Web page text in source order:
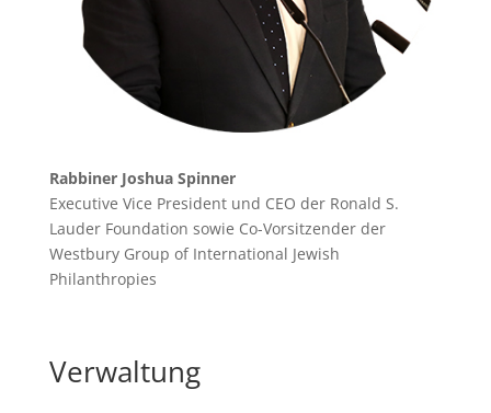
Rabbiner Joshua Spinner
Executive Vice President und CEO der Ronald S.
Lauder Foundation sowie Co-Vorsitzender der
Westbury Group of International Jewish
Philanthropies
Verwaltung